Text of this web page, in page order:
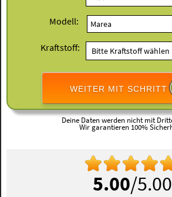
Modell:
Kraftstoff:
WEITER MIT SCHRITT
Deine Daten werden nicht mit
Wir garantieren 100%
5.00/5.00